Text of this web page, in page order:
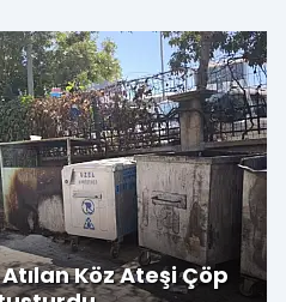
Köz Ateşi Çöp